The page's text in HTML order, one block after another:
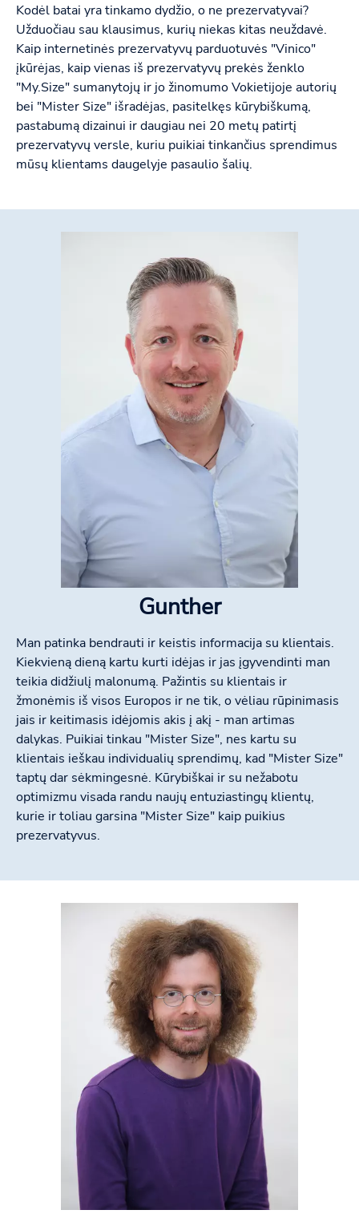
Kodėl batai yra tinkamo dydžio, o ne prezervatyvai?
Užduočiau sau klausimus, kurių niekas kitas neuždavė.
Kaip internetinės prezervatyvų parduotuvės "Vinico"
įkūrėjas, kaip vienas iš prezervatyvų prekės ženklo
"My.Size" sumanytojų ir jo žinomumo Vokietijoje autorių
bei "Mister Size" išradėjas, pasitelkęs kūrybiškumą,
pastabumą dizainui ir daugiau nei 20 metų patirtį
prezervatyvų versle, kuriu puikiai tinkančius sprendimus
mūsų klientams daugelyje pasaulio šalių.
Gunther
Man patinka bendrauti ir keistis informacija su klientais.
Kiekvieną dieną kartu kurti idėjas ir jas įgyvendinti man
teikia didžiulį malonumą. Pažintis su klientais ir
žmonėmis iš visos Europos ir ne tik, o vėliau rūpinimasis
jais ir keitimasis idėjomis akis į akį - man artimas
dalykas. Puikiai tinkau "Mister Size", nes kartu su
klientais ieškau individualių sprendimų, kad "Mister Size"
taptų dar sėkmingesnė. Kūrybiškai ir su nežabotu
optimizmu visada randu naujų entuziastingų klientų,
kurie ir toliau garsina "Mister Size" kaip puikius
prezervatyvus.